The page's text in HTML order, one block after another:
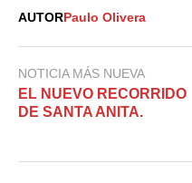
AUTOR Paulo Olivera
NOTICIA MÁS NUEVA
EL NUEVO RECORRIDO
DE SANTA ANITA.